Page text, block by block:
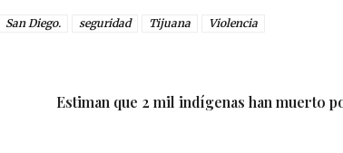
San Diego. seguridad Tijuana Violencia
Estiman que 2 mil indígenas han muerto